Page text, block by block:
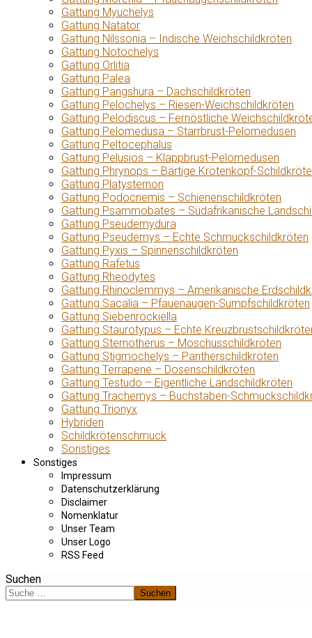
Gattung Myuchelys
Gattung Natator
Gattung Nilssonia – Indische Weichschildkröten
Gattung Notochelys
Gattung Orlitia
Gattung Palea
Gattung Pangshura – Dachschildkröten
Gattung Pelochelys – Riesen-Weichschildkröten
Gattung Pelodiscus – Fernöstliche
Gattung Pelomedusa – Starrbrust-Pelomedusen
Gattung Peltocephalus
Gattung Pelusios – Klappbrust-Pelomedusen
Gattung Phrynops – Bärtige Krötenkopf-
Gattung Platysternon
Gattung Podocnemis – Schienenschildkröten
Gattung Psammobates – Südafrikanische
Gattung Pseudemydura
Gattung Pseudemys – Echte Schmuckschildkröten
Gattung Pyxis – Spinnenschildkröten
Gattung Rafetus
Gattung Rheodytes
Gattung Rhinoclemmys – Amerikanische
Gattung Sacalia – Pfauenaugen-Sumpfschildkröten
Gattung Siebenrockiella
Gattung Staurotypus – Echte
Gattung Sternotherus – Moschusschildkröten
Gattung Stigmochelys – Pantherschildkröten
Gattung Terrapene – Dosenschildkröten
Gattung Testudo – Eigentliche Landschildkröten
Gattung Trachemys – Buchstaben-
Gattung Trionyx
Hybriden
Schildkrötenschmuck
Sonstiges
Sonstiges
Impressum
Datenschutzerklärung
Disclaimer
Nomenklatur
Unser Team
Unser Logo
RSS Feed
Suchen
Suchen